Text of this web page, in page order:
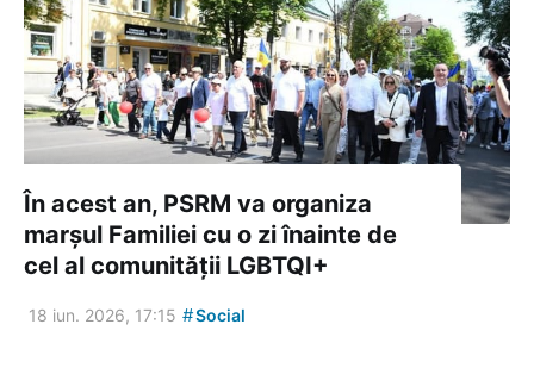
În acest an, PSRM va organiza
marșul Familiei cu o zi înainte de
cel al comunității LGBTQI+
18 iun. 2026, 17:15 #Social